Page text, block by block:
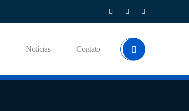
Notícias Contato